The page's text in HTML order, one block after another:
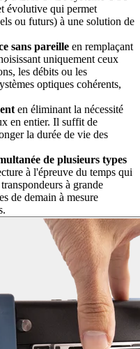
évolutive qui permet
ou futurs) à une solution de
sans pareille en remplaçant
uniquement ceux
les débits ou les
optiques cohérents,
en éliminant la nécessité
en entier. Il suffit de
la durée de vie des
de plusieurs types
à l'épreuve du temps qui
à grande
de demain à mesure